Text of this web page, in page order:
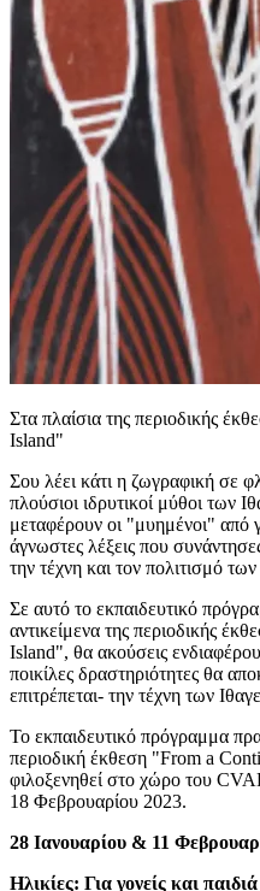
Στα πλαίσια της περιοδικής
Island"
Σου λέει κάτι η ζωγραφική σε
πλούσιοι ιδρυτικοί μύθοι των
μεταφέρουν οι "μυημένοι" από
άγνωστες λέξεις που
την τέχνη και τον πολιτισμό
Σε αυτό το εκπαιδευτικό
αντικείμενα της περιοδικής
Island", θα ακούσεις
ποικίλες δραστηριότητες θα
επιτρέπεται- την τέχνη των
Το εκπαιδευτικό πρόγραμμα
περιοδική έκθεση "From a
φιλοξενηθεί στο χώρο του
18 Φεβρουαρίου 2023.
28 Ιανουαρίου & 11
Ηλικίες: Για γονείς και